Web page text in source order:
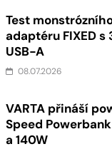
Test
adaptéru FIXED s
USB-A
08.07.2026
VARTA přináší
Speed
a 140W